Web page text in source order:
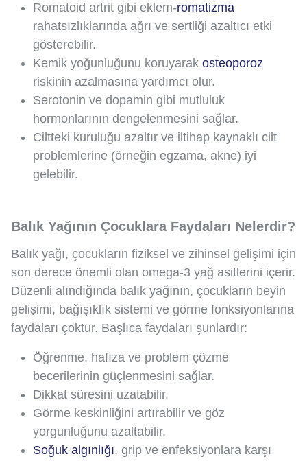
Romatoid artrit gibi eklem-romatizma
rahatsızlıklarında ağrı ve sertliği azaltıcı etki
gösterebilir.
Kemik yoğunluğunu koruyarak osteoporoz
riskinin azalmasına yardımcı olur.
Serotonin ve dopamin gibi mutluluk
hormonlarının dengelenmesini sağlar.
Ciltteki kuruluğu azaltır ve iltihap kaynaklı cilt
problemlerine (örneğin egzama, akne) iyi
gelebilir.
Balık Yağının Çocuklara Faydaları Nelerdir?
Balık yağı, çocukların fiziksel ve zihinsel gelişimi için
son derece önemli olan omega-3 yağ asitlerini içerir.
Düzenli alındığında balık yağının, çocukların beyin
gelişimi, bağışıklık sistemi ve görme fonksiyonlarına
faydaları çoktur. Başlıca faydaları şunlardır:
Öğrenme, hafıza ve problem çözme
becerilerinin güçlenmesini sağlar.
Dikkat süresini uzatabilir.
Görme keskinliğini artırabilir ve göz
yorgunluğunu azaltabilir.
Soğuk algınlığı, grip ve enfeksiyonlara karşı